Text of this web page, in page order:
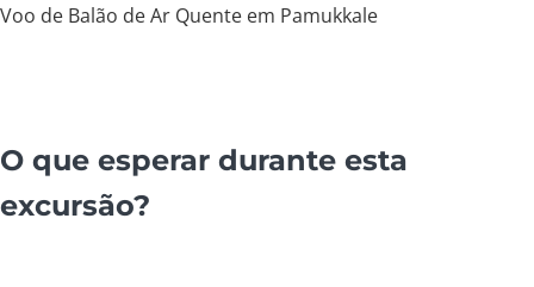
Voo de Balão de Ar Quente em Pamukkale
O que esperar durante esta
excursão?